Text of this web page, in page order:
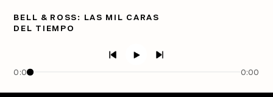
BELL & ROSS: LAS MIL CARAS
DEL TIEMPO
0:00 0:00
PÓDCASTS
Crecer en Distopía